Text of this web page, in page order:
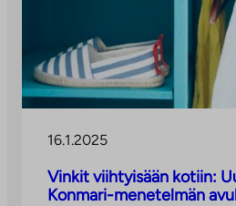
16.1.2025
Vinkit viihtyisään kotiin:
Konmari-menetelmän